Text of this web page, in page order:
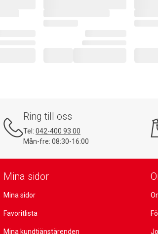
Ring till oss
Tel: 042-400 93 00
Mån-fre: 08:30-16:00
Mina sidor
Mina sidor
Favoritlista
Mina kundtjänstärenden